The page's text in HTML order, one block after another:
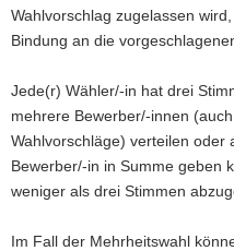
a
v
g
a
t
i
o
Wahlvorschlag zugelassen
Bindung an die
Jede(r) Wähler/-in hat drei
mehrere Bewerber/-innen
Wahlvorschläge) verteilen oder
Bewerber/-in in Summe geben
weniger als drei Stimmen
Im Fall der Mehrheitswahl